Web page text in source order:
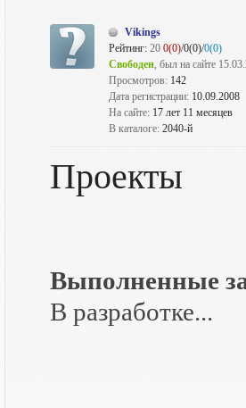
Vikings
Рейтинг: 20 0(0)/0(0)/0(0)
Свободен, был на сайте
Просмотров: 142
Дата регистрации: 10.09.2008
На сайте: 17 лет 11 месяцев
В каталоге: 2040-й
Проекты
Выполненные
В разработке...